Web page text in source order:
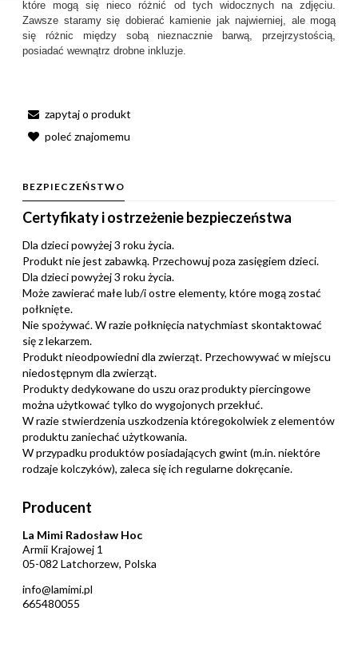
które mogą się nieco różnić od tych widocznych na zdjęciu.
Zawsze staramy się dobierać kamienie jak najwierniej, ale mogą
się różnic między sobą nieznacznie barwą, przejrzystością,
posiadać wewnątrz drobne inkluzje.
zapytaj o produkt
poleć znajomemu
BEZPIECZEŃSTWO
Certyfikaty i ostrzeżenie bezpieczeństwa
Dla dzieci powyżej 3 roku życia.
Produkt nie jest zabawką. Przechowuj poza zasięgiem dzieci.
Dla dzieci powyżej 3 roku życia.
Może zawierać małe lub/i ostre elementy, które mogą zostać
połknięte.
Nie spożywać. W razie połknięcia natychmiast skontaktować
się z lekarzem.
Produkt nieodpowiedni dla zwierząt. Przechowywać w miejscu
niedostępnym dla zwierząt.
Produkty dedykowane do uszu oraz produkty piercingowe
można użytkować tylko do wygojonych przekłuć.
W razie stwierdzenia uszkodzenia któregokolwiek z elementów
produktu zaniechać użytkowania.
W przypadku produktów posiadających gwint (m.in. niektóre
rodzaje kolczyków), zaleca się ich regularne dokręcanie.
Producent
La Mimi Radosław Hoc
Armii Krajowej 1
05-082 Latchorzew, Polska
info@lamimi.pl
665480055